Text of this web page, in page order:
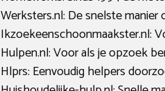
Werksters.nl: De snelste
Ikzoekeenschoonmaakster.nl:
Hulpen.nl: Voor als je opzoek
Hlprs: Eenvoudig helpers